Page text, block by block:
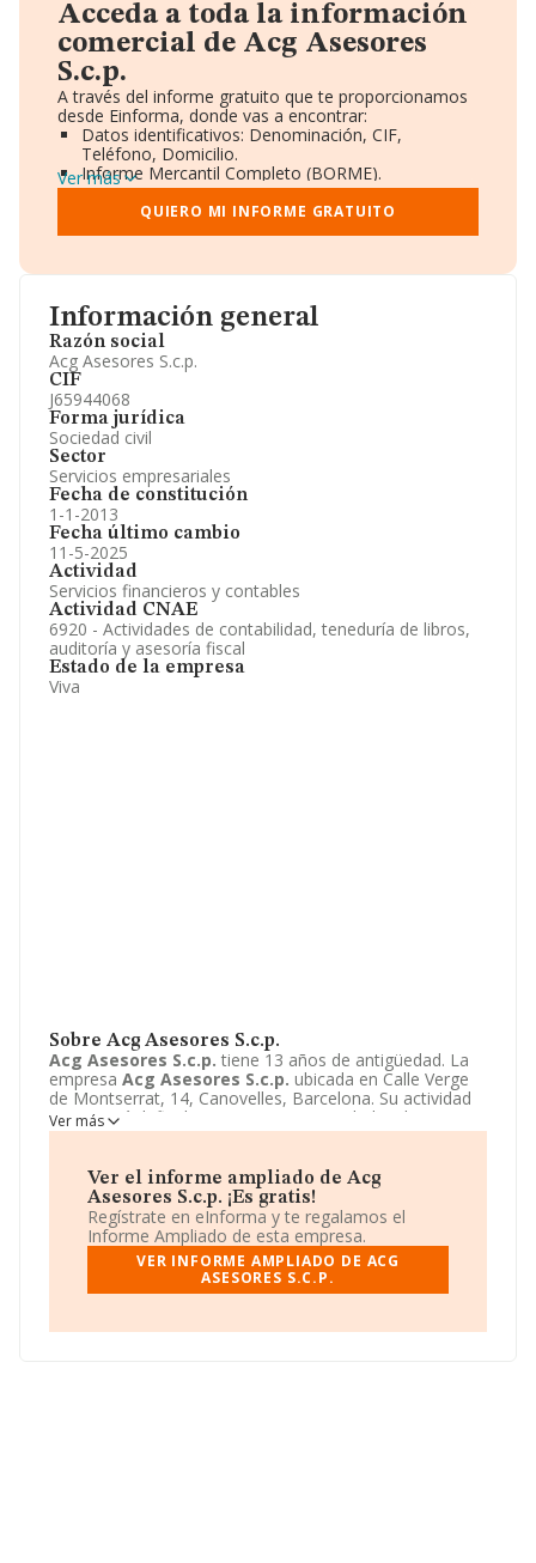
Información general
Razón social
Acg Asesores S.c.p.
CIF
J65944068
Forma jurídica
Sociedad civil
Sector
Servicios empresariales
Fecha de constitución
1-1-2013
Fecha último cambio
11-5-2025
Actividad
Servicios financieros y contables
Actividad CNAE
6920 - Actividades de contabilidad, teneduría de libros,
auditoría y asesoría fiscal
Estado de la empresa
Viva
Sobre Acg Asesores S.c.p.
Acg Asesores S.c.p. tiene 13 años de antigüedad. La
empresa Acg Asesores S.c.p. ubicada en Calle Verge
de Montserrat, 14, Canovelles, Barcelona. Su actividad
CNAE está definida como 6920 - Actividades de
contabilidad, teneduría de libros, auditoría y asesoría
Sociedad civil. Si quiere conseguir más información
sobreAcg Asesores S.c.p.la encontrará en su web:
http://www.acgasesores.es.
Ver más
Ver el informe ampliado de Acg
Asesores S.c.p. ¡Es gratis!
Regístrate en eInforma y te regalamos el
Informe Ampliado de esta empresa.
VER INFORME AMPLIADO DE ACG
ASESORES S.C.P.
Acceda a toda la información
comercial de Acg Asesores
S.c.p.
A través del informe gratuito que te proporcionamos
desde Einforma, donde vas a encontrar:
Datos identificativos: Denominación, CIF,
Teléfono, Domicilio.
Informe Mercantil Completo (BORME).
Gráficos de Evolución Ventas y Empleados.
Consejo de Administración y Administradores.
Directivos y Ejecutivos.
Información oficial y registral complementaria.
Ver más
QUIERO MI INFORME GRATUITO